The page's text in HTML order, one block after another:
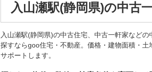
入山瀬駅(静岡県)の中古
入山瀬駅(静岡県)の中古住宅、中古一軒家など
探すならgoo住宅・不動産。価格・建物面積・
サポートします。